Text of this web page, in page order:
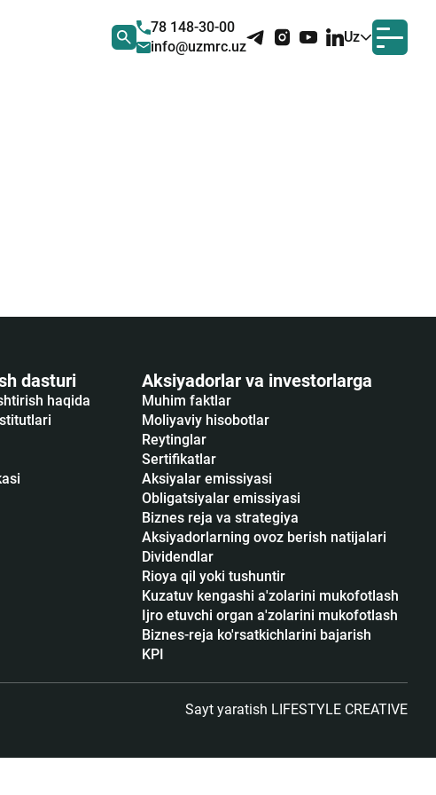
78 148-30-00
info@uzmrc.uz
Uz
dasturi
haqida
Aksiyadorlar va investorlarga
Muhim faktlar
Moliyaviy hisobotlar
Reytinglar
Sertifikatlar
Аksiyalar emissiyasi
Obligatsiyalar emissiyasi
Biznes reja va strategiya
Aksiyadorlarning ovoz berish natijalari
Dividendlar
Rioya qil yoki tushuntir
Kuzatuv kengashi a'zolarini mukofotlash
Ijro etuvchi organ a'zolarini mukofotlash
Biznes-reja ko'rsatkichlarini bajarish
KPI
Sayt yaratish LIFESTYLE CREATIVE